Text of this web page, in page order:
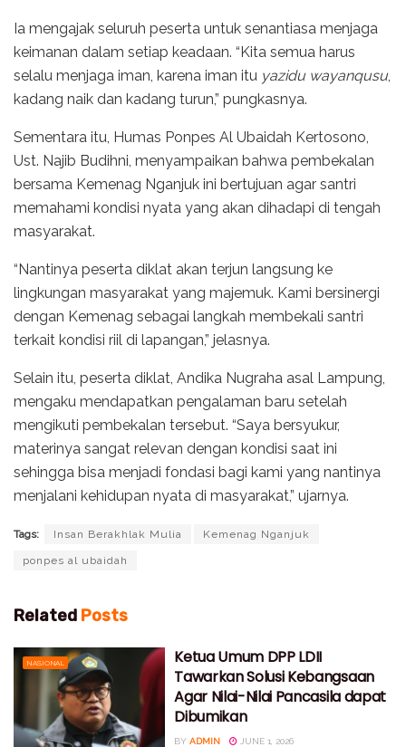
Ia mengajak seluruh peserta untuk senantiasa menjaga
keimanan dalam setiap keadaan. “Kita semua harus
selalu menjaga iman, karena iman itu yazidu wayanqusu,
kadang naik dan kadang turun,” pungkasnya.
Sementara itu, Humas Ponpes Al Ubaidah Kertosono,
Ust. Najib Budihni, menyampaikan bahwa pembekalan
bersama Kemenag Nganjuk ini bertujuan agar santri
memahami kondisi nyata yang akan dihadapi di tengah
masyarakat.
“Nantinya peserta diklat akan terjun langsung ke
lingkungan masyarakat yang majemuk. Kami bersinergi
dengan Kemenag sebagai langkah membekali santri
terkait kondisi riil di lapangan,” jelasnya.
Selain itu, peserta diklat, Andika Nugraha asal Lampung,
mengaku mendapatkan pengalaman baru setelah
mengikuti pembekalan tersebut. “Saya bersyukur,
materinya sangat relevan dengan kondisi saat ini
sehingga bisa menjadi fondasi bagi kami yang nantinya
menjalani kehidupan nyata di masyarakat,” ujarnya.
Tags: Insan Berakhlak Mulia Kemenag Nganjuk
ponpes al ubaidah
Related Posts
NASIONAL
Ketua Umum DPP LDII
Tawarkan Solusi Kebangsaan
Agar Nilai-Nilai Pancasila dapat
Dibumikan
BY ADMIN JUNE 1, 2026